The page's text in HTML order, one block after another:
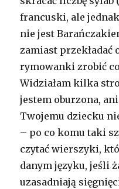
francuski, ale
nie jest
zamiast przekładać
rymowanki zrobić
Widziałam kilka
jestem oburzona,
Twojemu dziecku
– po co komu taki
czytać wierszyki,
danym języku, jeśli
uzasadniają